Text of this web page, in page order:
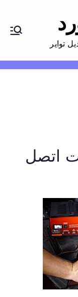
تواير
اتصل